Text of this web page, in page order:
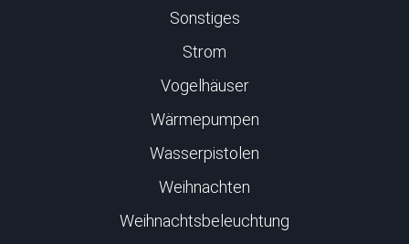
Sonstiges
Strom
Vogelhäuser
Wärmepumpen
Wasserpistolen
Weihnachten
Weihnachtsbeleuchtung